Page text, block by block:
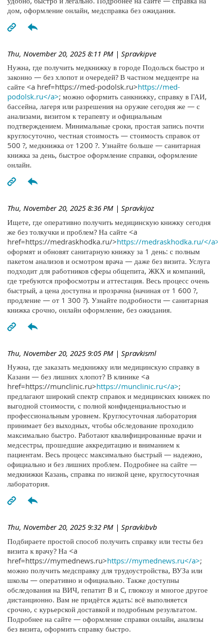
дом, оформление онлайн, медсправка без ожидания.
Thu, November 20, 2025 8:11 PM | Spravkipve
Нужна, где получить медкнижку в городе Подольск быстро и
законно — без хлопот и очередей? В частном медцентре на
сайте <a href=https://med-podolsk.ru>https://med-
podolsk.ru</a>; можно оформить санкнижку, справку в ГАИ,
бассейна, лагеря или разрешения на оружие сегодня же — с
анализами, визитом к терапевту и официальным
подтверждением. Минимальные сроки, простая запись почти
круглосуточно, честная стоимость — стоимость справок от
500 ?, медкнижка от 1200 ?. Узнайте больше — санитарная
книжка за день, быстрое оформление справки, оформление
онлайн.
Thu, November 20, 2025 8:36 PM | Spravkijoz
Ищете, где оперативно получить медицинскую книжку сегодня
же без толкучки и проблем? На сайте <a
href=https://medraskhodka.ru/>https://medraskhodka.ru/</
оформят и обновят санитарную книжку за 1 день: с полным
пакетом анализов и осмотром врача — даже без визита. Услуга
подходит для работников сферы общепита, ЖКХ и компаний,
где требуются профосмотры и аттестация. Весь процесс очень
быстрый, а цена доступна и прозрачна (начиная от 1 600 ?,
продление — от 1 300 ?). Узнайте подробности — санитарная
книжка срочно, онлайн оформление, без ожидания.
Thu, November 20, 2025 9:05 PM | Spravkisml
Нужна, где заказать медкнижку или медицинскую справку в
Казани — без лишних хлопот? В клинике <a
href=https://munclinic.ru>https://munclinic.ru</a>;
предлагают широкий спектр справок и медицинских книжек по
выгодной стоимости, с полной конфиденциальностью и
профессиональным уровнем. Круглосуточная лаборатория
принимает без выходных, чтобы обследование проходило
максимально быстро. Работают квалифицированные врачи и
медсестры, прошедшие аккредитацию и вниманием к
пациентам. Весь процесс максимально быстрый — надежно,
официально и без лишних проблем. Подробнее на сайте —
медкнижки Казань, справка по низкой цене, круглосуточная
лаборатория.
Thu, November 20, 2025 9:32 PM | Spravkibvb
Подбираете простой способ получить справку или тесты без
визита к врачу? На <a
href=https://mymednews.ru>https://mymednews.ru</a>;
можно получить медсправку для трудоустройства, ВУЗа или
школы — оперативно и официально. Также доступны
обследования на ВИЧ, гепатит B и C, глюкозу и многое другое
дистанционно. Вам не придётся ждать: всё выполняется
срочно, с курьерской доставкой и подробным результатом.
Подробнее на сайте — оформление справки онлайн, анализы
без визита, оформить справку быстро.